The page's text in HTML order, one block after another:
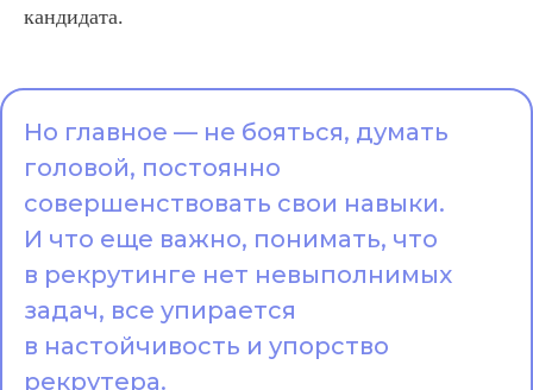
кандидата.
Но главное — не бояться, думать
головой, постоянно
совершенствовать свои навыки.
И что еще важно, понимать, что
в рекрутинге нет невыполнимых
задач, все упирается
в настойчивость и упорство
рекрутера.